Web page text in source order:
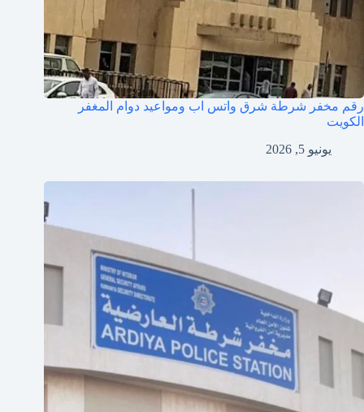
رقم مخفر شرطة شرق واتس اب ومواعيد دوام المغفر
الكويت
يونيو 5, 2026